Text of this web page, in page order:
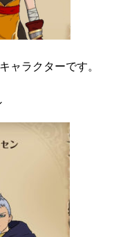
ャラクターです。